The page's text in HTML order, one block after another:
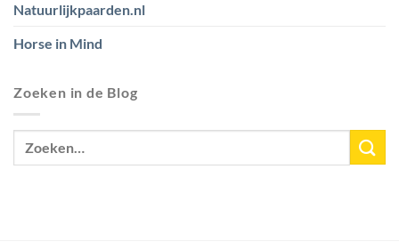
Natuurlijkpaarden.nl
Horse in Mind
Zoeken in de Blog